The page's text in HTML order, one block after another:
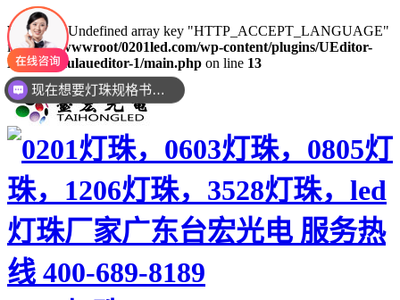
Warning
: Undefined array key "HTTP_ACCEPT_LANGUAGE"
in/www/wwwroot/0201led.com/wp-content/plugins/UEditor-
KityFormulaueditor-1/main.php on line 13
现在想要灯珠规格书资料还是要样品测试呢？么？